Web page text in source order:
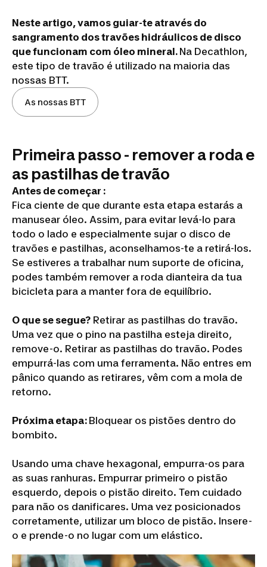
Neste artigo, vamos guiar-te através do
sangramento dos travões hidráulicos de disco
que funcionam com óleo mineral. Na Decathlon,
este tipo de travão é utilizado na maioria das
nossas BTT.
As nossas BTT
Primeira passo - remover a roda e
as pastilhas de travão
Antes de começar :
Fica ciente de que durante esta etapa estarás a
manusear óleo. Assim, para evitar levá-lo para
todo o lado e especialmente sujar o disco de
travões e pastilhas, aconselhamos-te a retirá-los.
Se estiveres a trabalhar num suporte de oficina,
podes também remover a roda dianteira da tua
bicicleta para a manter fora de equilíbrio.
O que se segue? Retirar as pastilhas do travão.
Uma vez que o pino na pastilha esteja direito,
remove-o. Retirar as pastilhas do travão. Podes
empurrá-las com uma ferramenta. Não entres em
pânico quando as retirares, vêm com a mola de
retorno.
Próxima etapa: Bloquear os pistões dentro do
bombito.
Usando uma chave hexagonal, empurra-os para
as suas ranhuras. Empurrar primeiro o pistão
esquerdo, depois o pistão direito. Tem cuidado
para não os danificares. Uma vez posicionados
corretamente, utilizar um bloco de pistão. Insere-
o e prende-o no lugar com um elástico.